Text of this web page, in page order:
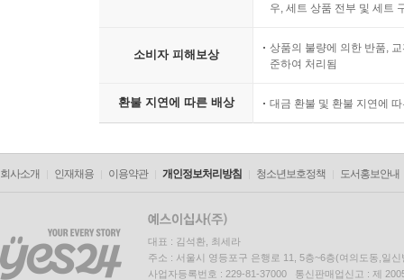
우, 세트 상품 전부 및 세트
소비자 피해보상
상품의 불량에 의한 반품,
준하여 처리됨
환불 지연에 따른 배상 대금 환불 및 환불 지연에
회사소개 인재채용 이용약관 개인정보처리방침 청소년보호정책 도서홍보안내
대표 : 김석환, 최세라
주소 : 서울시 영등포구 은행로 11, 5층~6층(여의도동,일신
사업자등록번호 : 229-81-37000 통신판매업신고 : 제